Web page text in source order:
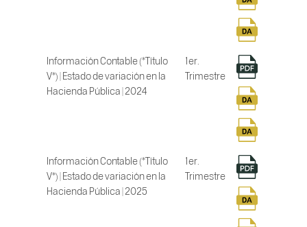
Información Contable (*Título
V*) | Estado de variación en la
Hacienda Pública | 2024
1er.
Trimestre
Información Contable (*Título
V*) | Estado de variación en la
Hacienda Pública | 2025
1er.
Trimestre